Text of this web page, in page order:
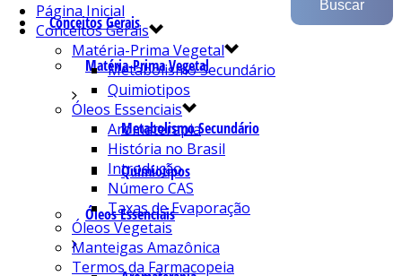
Conceitos Gerais
Matéria-Prima Vegetal
Metabolismo Secundário
Quimiotipos
Óleos Essenciais
Página Inicial
Conceitos Gerais
Matéria-Prima Vegetal
Metabolismo Secundário
Quimiotipos
Óleos Essenciais
Aromaterapia
História no Brasil
Introdução
Número CAS
Taxas de Evaporação
Óleos Vegetais
Manteigas Amazônica
Termos da Farmacopeia